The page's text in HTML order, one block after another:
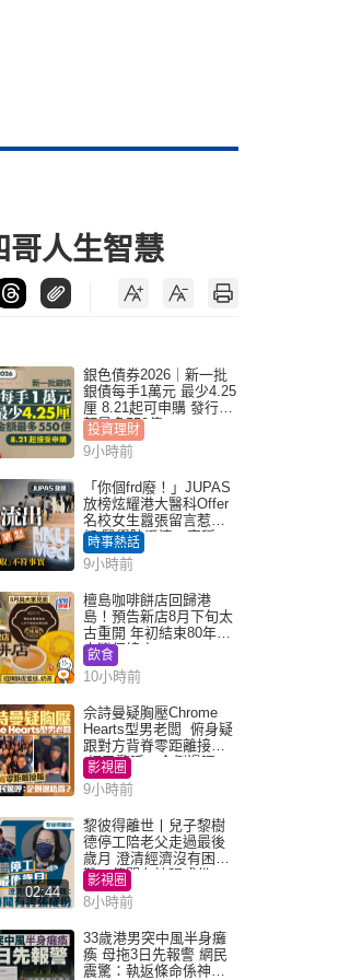
哥人生智慧
銀色債券2026｜新一批
銀債每手1萬元 最少4.25
厘 8.21起可申購 發行金
額最多550億
投資理財
9小時前
「你個frd廢！」JUPAS
放榜炫耀港大醫科Offer
名校女生囂張留言惹眾
怒 醫學院澄清：宣稱
「40.5分獲錄取」不符事
實｜Juicy叮
時事熱話
9小時前
檀島咖啡餅店回歸港
島！預告新店8月下旬太
古重開 年初結束80年歷
史灣仔總店
飲食
10小時前
佘詩曼疑胸壓Chrome
Hearts型男老闆 俯身疑
跟對方背脊零距離接觸
網民驚呼：企側邊唔
得？
影視圈
9小時前
02:44
黎彼得離世丨兒子黎樹
德停工陪老父走過最後
歲月 澄清經濟沒有困
難：傳聞有誇張成份
影視圈
8小時前
33歲港男突中風半身癱
瘓 母拖3日先報警 網民
震驚：執返條命係神蹟